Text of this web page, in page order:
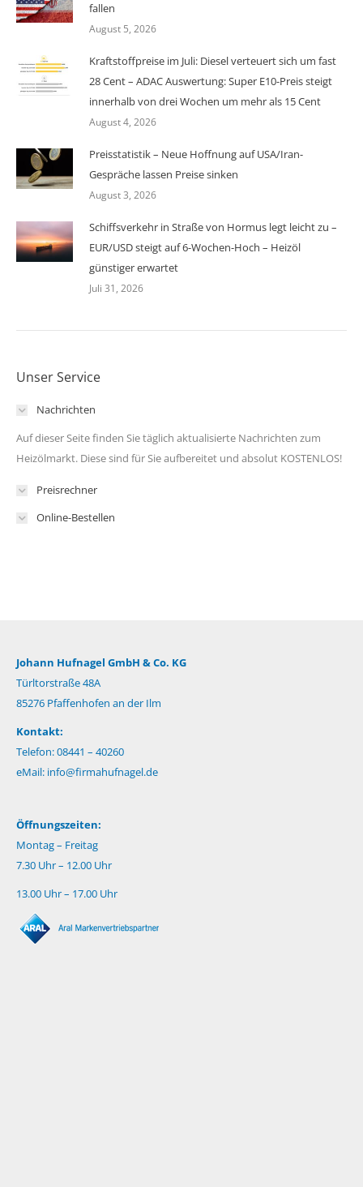
fallen
August 5, 2026
Kraftstoffpreise im Juli: Diesel verteuert sich um fast
28 Cent – ADAC Auswertung: Super E10-Preis steigt
innerhalb von drei Wochen um mehr als 15 Cent
August 4, 2026
Preisstatistik – Neue Hoffnung auf USA/Iran-
Gespräche lassen Preise sinken
August 3, 2026
Schiffsverkehr in Straße von Hormus legt leicht zu –
EUR/USD steigt auf 6-Wochen-Hoch – Heizöl
günstiger erwartet
Juli 31, 2026
Unser Service
Nachrichten
Auf dieser Seite finden Sie täglich aktualisierte Nachrichten zum
Heizölmarkt. Diese sind für Sie aufbereitet und absolut KOSTENLOS!
Preisrechner
Online-Bestellen
Johann Hufnagel GmbH & Co. KG
Türltorstraße 48A
85276 Pfaffenhofen an der Ilm
Kontakt:
Telefon: 08441 – 40260
eMail: info@firmahufnagel.de
Öffnungszeiten:
Montag – Freitag
7.30 Uhr – 12.00 Uhr
13.00 Uhr – 17.00 Uhr